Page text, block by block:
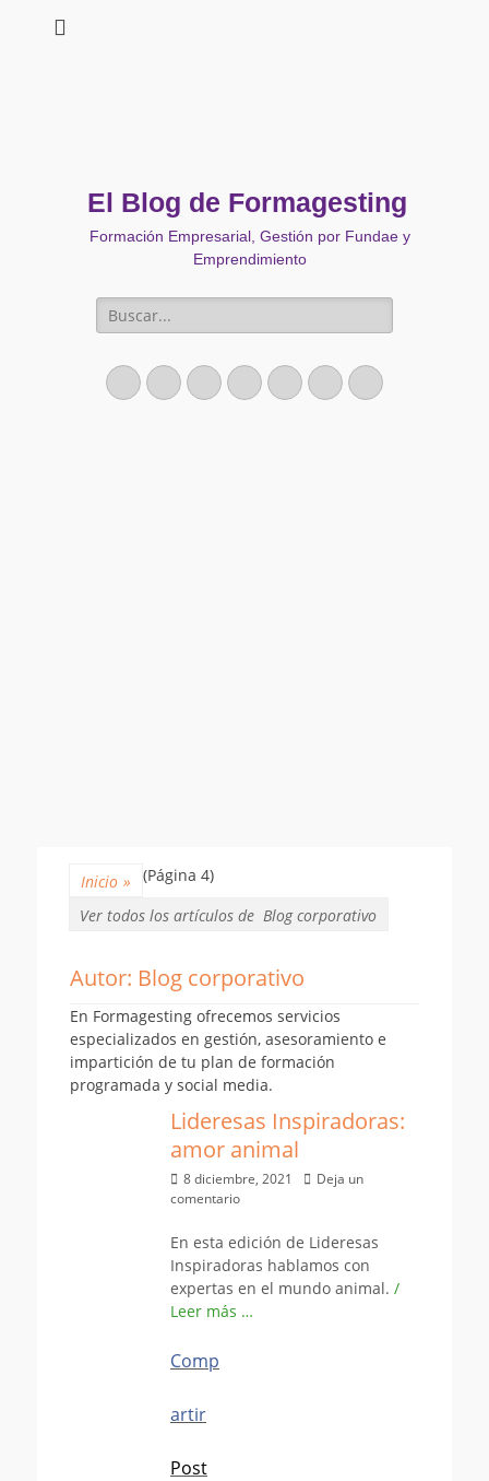
El Blog de Formagesting
Formación Empresarial, Gestión por Fundae y
Emprendimiento
Buscar:
FacebookTwitterCorreoLinkedInYouTubeInstagram
Teléfono
Inicio »
Ver todos los artículos de Blog corporativo
(Página 4)
Autor: Blog corporativo
En Formagesting ofrecemos servicios
especializados en gestión, asesoramiento e
impartición de tu plan de formación
programada y social media.
Lideresas Inspiradoras:
amor animal
Publicado
el
8 diciembre, 2021
Deja un
comentario
En esta edición de Lideresas
Inspiradoras hablamos con
expertas en el mundo animal. /
Leer más …
Comp
artir
Post